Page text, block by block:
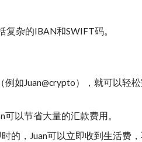
复杂的IBAN和SWIFT码。
例如Juan@crypto），就可以轻
可以节省大量的汇款费用。
的，Juan可以立即收到生活费，